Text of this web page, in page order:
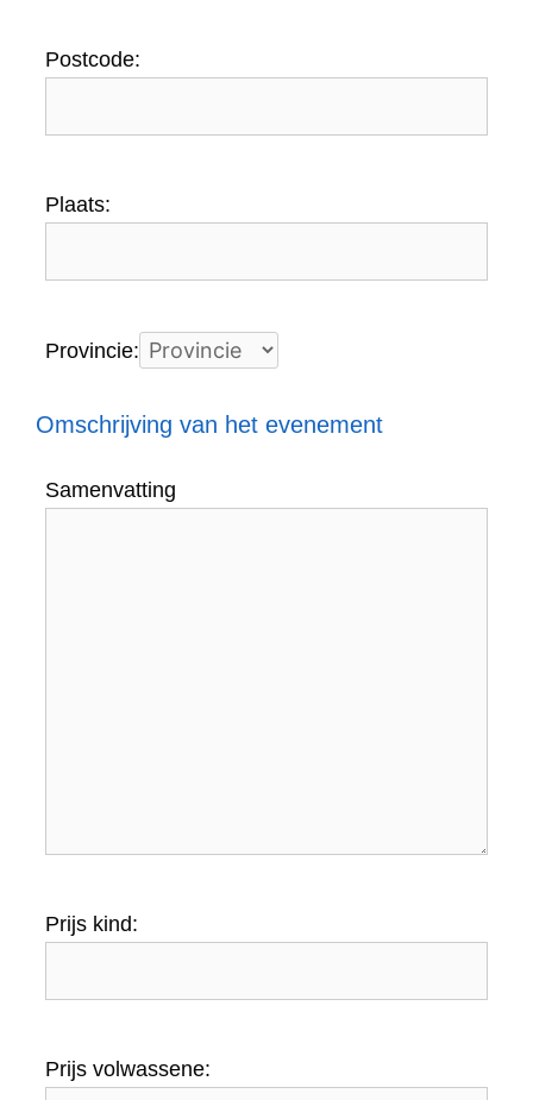
Postcode:
Plaats:
Provincie:
Omschrijving van het evenement
Samenvatting
Prijs kind:
Prijs volwassene: